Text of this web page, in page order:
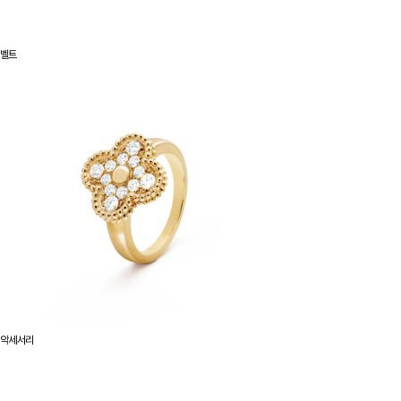
벨트
악세서리